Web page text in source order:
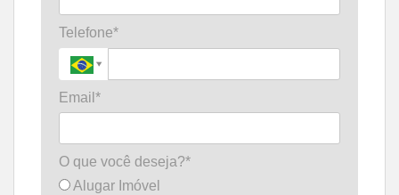
Telefone*
Email*
O que você deseja?*
Alugar Imóvel